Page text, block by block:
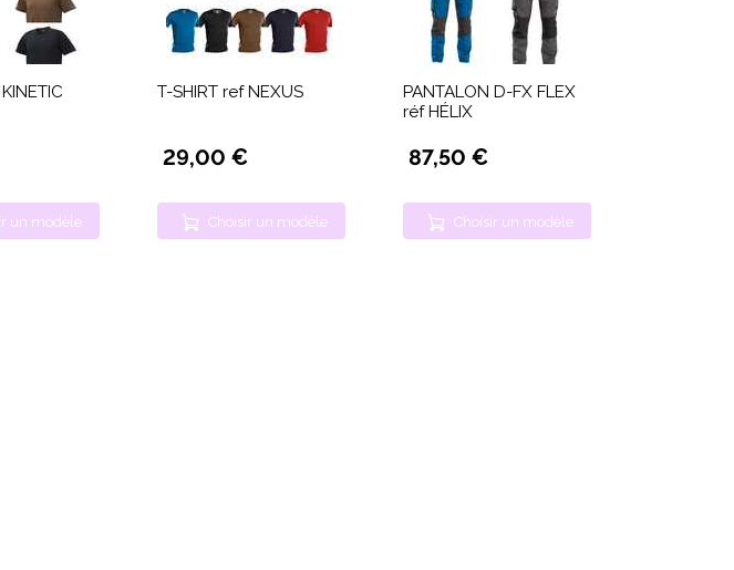
un modèle
T-SHIRT ref NEXUS
29,00 €
Choisir un modèle
PANTALON D-FX FLEX
réf HÉLIX
87,50 €
Choisir un modèle